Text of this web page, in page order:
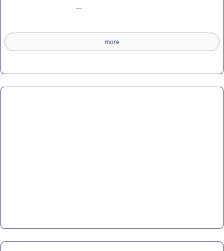
...
more